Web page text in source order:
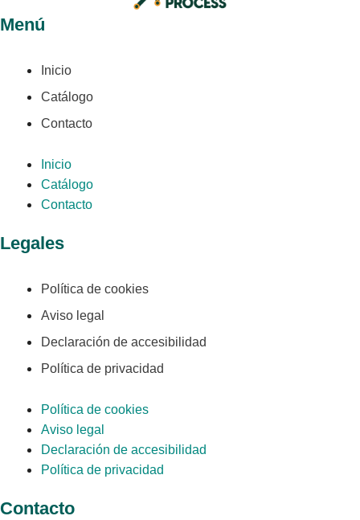
Menú
Inicio
Catálogo
Contacto
Inicio
Catálogo
Contacto
Legales
Política de cookies
Aviso legal
Declaración de accesibilidad
Política de privacidad
Política de cookies
Aviso legal
Declaración de accesibilidad
Política de privacidad
Contacto